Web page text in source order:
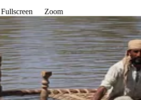
Fullscreen Zoom